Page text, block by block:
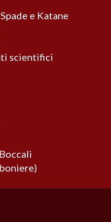
e Katane
scientifici